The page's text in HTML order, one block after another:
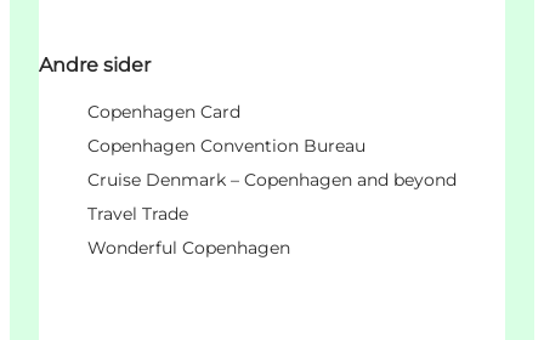
Andre sider
Copenhagen Card
Copenhagen Convention Bureau
Cruise Denmark – Copenhagen and beyond
Travel Trade
Wonderful Copenhagen